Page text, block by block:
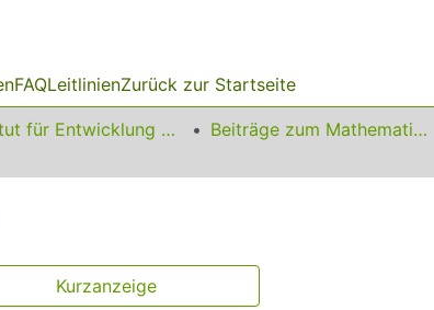
FAQLeitlinienZurück zur Startseite
Institut für Entwicklung und Erforschung des Mathematikunterrichts Beiträge zum Mathematikunterricht
Kurzanzeige